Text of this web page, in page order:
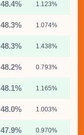
48.4% 1.123%
48.3% 1.074%
48.3% 1.438%
48.2% 0.793%
48.1% 1.165%
48.0% 1.003%
47.9% 0.970%